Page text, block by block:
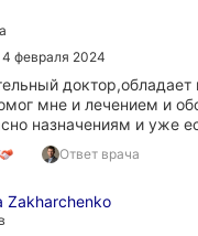
4 февраля 2024
доктор,обладает
мне и лечением и
назначениям и уже
Ответ врача
Zakharchenko